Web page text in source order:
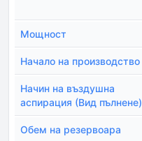
Мощност
Начало на производство
Начин на въздушна
аспирация (Вид пълнене)
Обем на резервоара